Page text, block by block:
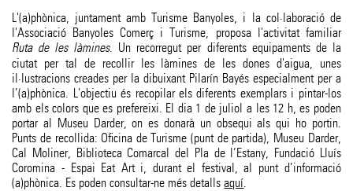
L'(a)phònica, juntament amb Turisme Banyoles, i la col·laboració de
l'Associació Banyoles Comerç i Turisme, proposa l'activitat familiar
Ruta de les làmines. Un recorregut per diferents equipaments de la
ciutat per tal de recollir les làmines de les dones d'aigua, unes
il·lustracions creades per la dibuixant Pilarín Bayés especialment per a
l’(a)phònica. L'objectiu és recopilar els diferents exemplars i pintar-los
amb els colors que es prefereixi. El dia 1 de juliol a les 12 h, es poden
portar al Museu Darder, on es donarà un obsequi als qui ho portin.
Punts de recollida: Oficina de Turisme (punt de partida), Museu Darder,
Cal Moliner, Biblioteca Comarcal del Pla de l’Estany, Fundació Lluís
Coromina - Espai Eat Art i, durant el festival, al punt d’informació
(a)phònica. Es poden consultar-ne més detallsaquí.